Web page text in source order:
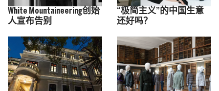
White Mountaineering创始
人宣布告别
“极简主义”的中国生意
还好吗？